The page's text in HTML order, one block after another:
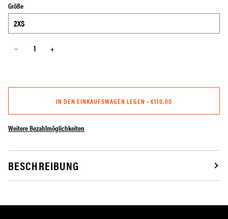
Größe
− +
IN DEN EINKAUFSWAGEN LEGEN • €110.00
Weitere Bezahlmöglichkeiten
BESCHREIBUNG